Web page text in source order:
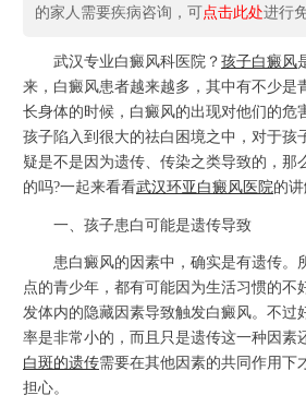
的家人需要疾病咨询，可点击此处进行
武汉专业白癜风科医院？ 孩子白癜风
来，白癜风患者越来越多，其中有不少是
长身体的时候，白癜风的出现对他们的危
孩子陷入到很大的祛白困境之中，对于孩
疑是不是因为遗传、传染之类导致的，那
的吗?一起来看看武汉环亚白癜风医院的讲
一、孩子患白可能是遗传导致
患白癜风的因素中，确实是有遗传。
点的青少年，都有可能因为生活习惯的不
发体内的隐藏因素导致触发白癜风。不过
率是非常小的，而且只是遗传这一种因素
白斑的遗传需要在其他因素的共同作用下
担心。